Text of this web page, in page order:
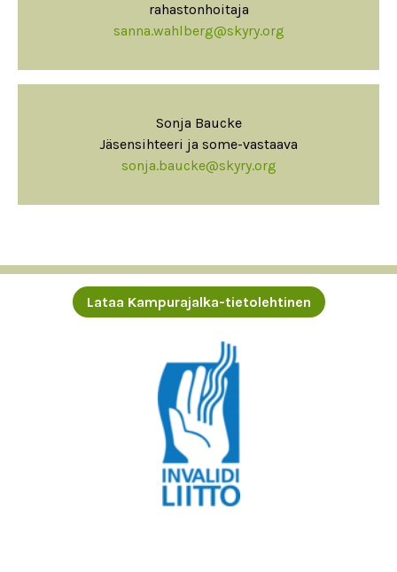
rahastonhoitaja
sanna.wahlberg@skyry.org
Sonja Baucke
Jäsensihteeri ja some-vastaava
sonja.baucke@skyry.org
Lataa Kampurajalka-tietolehtinen